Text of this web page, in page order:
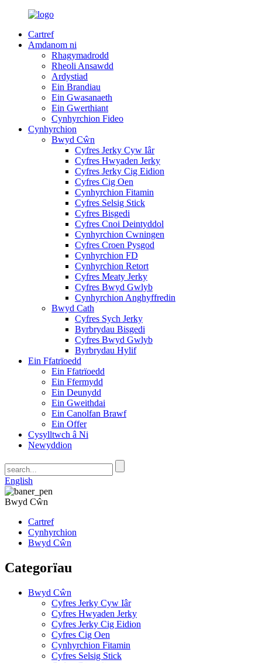
Cartref
Amdanom ni
Rhagymadrodd
Rheoli Ansawdd
Ardystiad
Ein Brandiau
Ein Gwasanaeth
Ein Gwerthiant
Cynhyrchion Fideo
Cynhyrchion
Bwyd Cŵn
Cyfres Jerky Cyw Iâr
Cyfres Hwyaden Jerky
Cyfres Jerky Cig Eidion
Cyfres Cig Oen
Cynhyrchion Fitamin
Cyfres Selsig Stick
Cyfres Bisgedi
Cyfres Cnoi Deintyddol
Cynhyrchion Cwningen
Cyfres Croen Pysgod
Cynhyrchion FD
Cynhyrchion Retort
Cyfres Meaty Jerky
Cyfres Bwyd Gwlyb
Cynhyrchion Anghyffredin
Bwyd Cath
Cyfres Sych Jerky
Byrbrydau Bisgedi
Cyfres Bwyd Gwlyb
Byrbrydau Hylif
Ein Ffatrïoedd
Ein Ffatrïoedd
Ein Ffermydd
Ein Deunydd
Ein Gweithdai
Ein Canolfan Brawf
Ein Offer
Cysylltwch â Ni
Newyddion
English
Bwyd Cŵn
Cartref
Cynhyrchion
Bwyd Cŵn
Categorïau
Bwyd Cŵn
Cyfres Jerky Cyw Iâr
Cyfres Hwyaden Jerky
Cyfres Jerky Cig Eidion
Cyfres Cig Oen
Cynhyrchion Fitamin
Cyfres Selsig Stick